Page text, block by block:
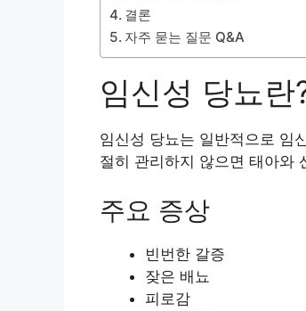
결론
자주 묻는 질문 Q&A
임신성 당뇨란
임신성 당뇨는 일반적으로 임
절히 관리하지 않으면 태아와
주요 증상
빈번한 갈증
잦은 배뇨
피로감